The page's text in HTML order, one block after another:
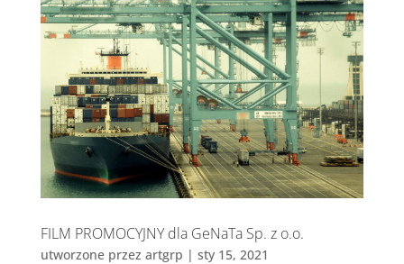
FILM PROMOCYJNY dla GeNaTa Sp. z o.o.
utworzone przez artgrp | sty 15, 2021